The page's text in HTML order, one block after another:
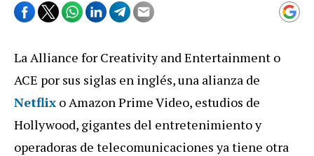
La Alliance for Creativity and Entertainment o
ACE por sus siglas en inglés, una alianza de
Netflix o Amazon Prime Video, estudios de
Hollywood, gigantes del entretenimiento y
operadoras de telecomunicaciones ya tiene otra